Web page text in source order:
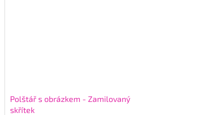
Polštář s obrázkem - Zamilovaný
skřítek